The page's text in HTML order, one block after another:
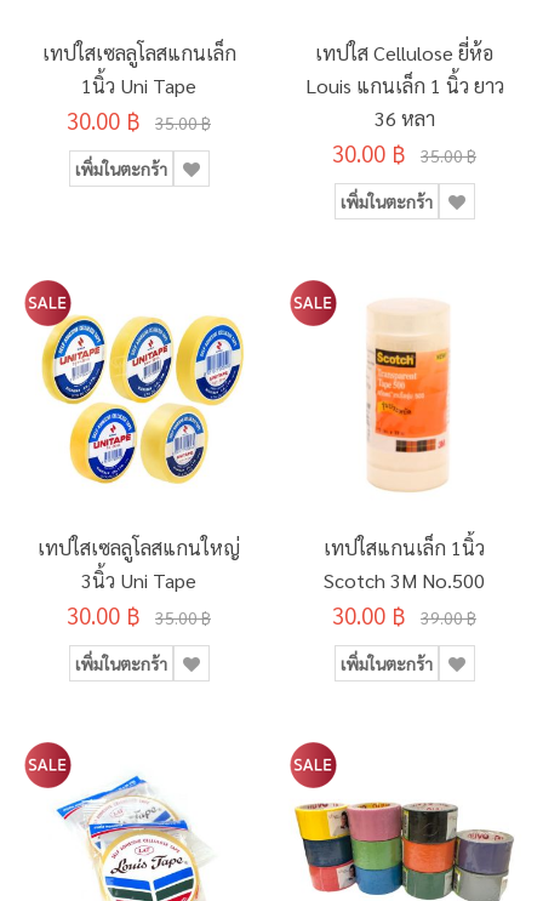
เทปใสเซลลูโลสแกนเล็ก
1นิ้ว Uni Tape
30.00 ฿ 35.00 ฿
เพิ่มในตะกร้า
เทปใส Cellulose ยี่ห้อ
Louis แกนเล็ก 1 นิ้ว ยาว
36 หลา
30.00 ฿ 35.00 ฿
เพิ่มในตะกร้า
เทปใสเซลลูโลสแกนใหญ่
3นิ้ว Uni Tape
30.00 ฿ 35.00 ฿
เพิ่มในตะกร้า
เทปใสแกนเล็ก 1นิ้ว
Scotch 3M No.500
30.00 ฿ 39.00 ฿
เพิ่มในตะกร้า